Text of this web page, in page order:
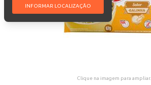
INFORMAR LOCALIZAÇÃO
Clique na imagem para ampliar.